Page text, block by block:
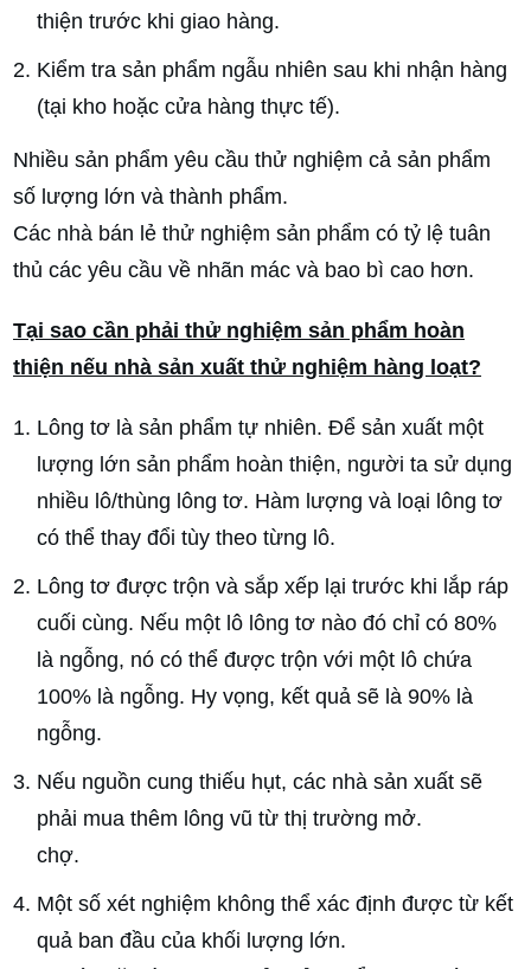
thiện trước khi giao hàng.
Kiểm tra sản phẩm ngẫu nhiên sau khi nhận hàng
(tại kho hoặc cửa hàng thực tế).
Nhiều sản phẩm yêu cầu thử nghiệm cả sản phẩm
số lượng lớn và thành phẩm.
Các nhà bán lẻ thử nghiệm sản phẩm có tỷ lệ tuân
thủ các yêu cầu về nhãn mác và bao bì cao hơn.
Tại sao cần phải thử nghiệm sản phẩm hoàn
thiện nếu nhà sản xuất thử nghiệm hàng loạt?
Lông tơ là sản phẩm tự nhiên. Để sản xuất một
lượng lớn sản phẩm hoàn thiện, người ta sử dụng
nhiều lô/thùng lông tơ. Hàm lượng và loại lông tơ
có thể thay đổi tùy theo từng lô.
Lông tơ được trộn và sắp xếp lại trước khi lắp ráp
cuối cùng. Nếu một lô lông tơ nào đó chỉ có 80%
là ngỗng, nó có thể được trộn với một lô chứa
100% là ngỗng. Hy vọng, kết quả sẽ là 90% là
ngỗng.
Nếu nguồn cung thiếu hụt, các nhà sản xuất sẽ
phải mua thêm lông vũ từ thị trường mở.
chợ.
Một số xét nghiệm không thể xác định được từ kết
quả ban đầu của khối lượng lớn.